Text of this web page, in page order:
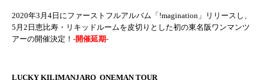
2020年3月4日にファーストフルアルバム「!magination」リリースし、
5月2日恵比寿・リキッドルームを皮切りとした初の東名阪ワンマンツ
アーの開催決定！ -開催延期-
LUCKY KILIMANJARO ONEMAN TOUR